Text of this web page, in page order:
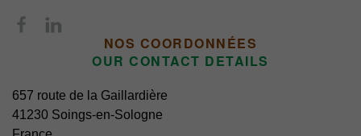
NOS COORDONNÉES
OUR CONTACT DETAILS
657 route de la Gaillardière
41230 Soings-en-Sologne